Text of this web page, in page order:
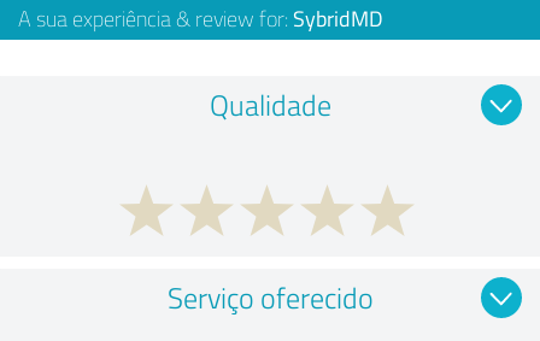
A sua experiência & review for: SybridMD
Qualidade
Serviço oferecido